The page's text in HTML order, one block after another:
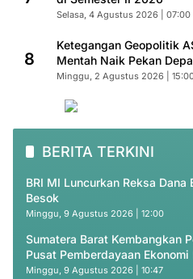
Selasa, 4 Agustus 2026 | 07:00
8
Ketegangan Geopolitik
Mentah Naik Pekan
Minggu, 2 Agustus 2026 |
BERITA TERKINI
BRI MI Luncurkan Reksa Dana
Besok
Minggu, 9 Agustus 2026 | 12:00
Sumatera Barat Kembangkan
Pusat Pemberdayaan
Minggu, 9 Agustus 2026 | 10:47